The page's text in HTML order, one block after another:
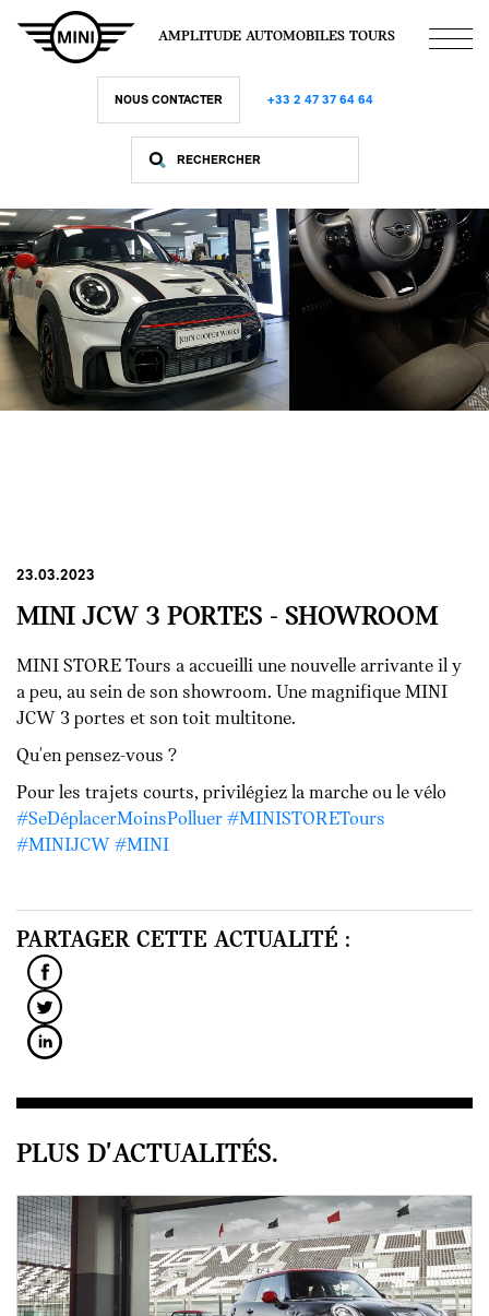
contenu
AMPLITUDE AUTOMOBILES TOURS
NOUS CONTACTER +33 2 47 37 64 64
23.03.2023
MINI JCW 3 PORTES - SHOWROOM
MINI STORE Tours a accueilli une nouvelle arrivante il y
a peu, au sein de son showroom. Une magnifique MINI
JCW 3 portes et son toit multitone.
Qu'en pensez-vous ?
Pour les trajets courts, privilégiez la marche ou le vélo
#SeDéplacerMoinsPolluer #MINISTORETours
#MINIJCW #MINI
PARTAGER CETTE ACTUALITÉ :
PLUS D'ACTUALITÉS.